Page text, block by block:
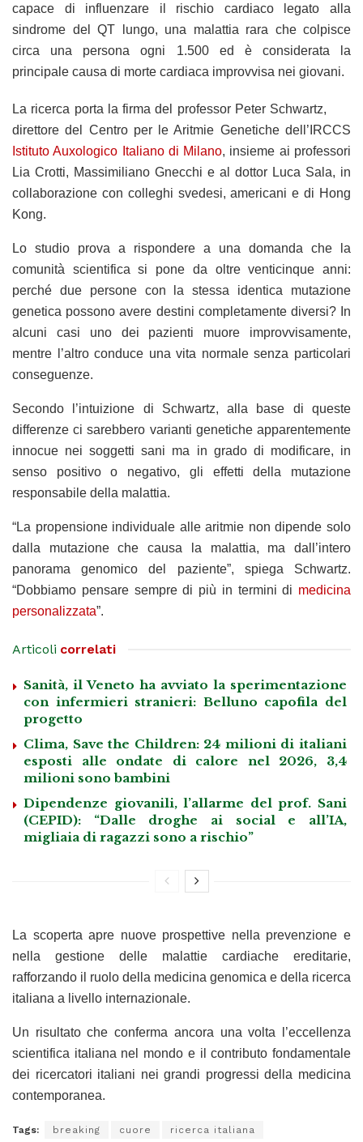
capace di influenzare il rischio cardiaco legato alla
sindrome del QT lungo, una malattia rara che colpisce
circa una persona ogni 1.500 ed è considerata la
principale causa di morte cardiaca improvvisa nei giovani.
La ricerca porta la firma del professor Peter Schwartz,
direttore del Centro per le Aritmie Genetiche dell’IRCCS
Istituto Auxologico Italiano di Milano, insieme ai professori
Lia Crotti, Massimiliano Gnecchi e al dottor Luca Sala, in
collaborazione con colleghi svedesi, americani e di Hong
Kong.
Lo studio prova a rispondere a una domanda che la
comunità scientifica si pone da oltre venticinque anni:
perché due persone con la stessa identica mutazione
genetica possono avere destini completamente diversi? In
alcuni casi uno dei pazienti muore improvvisamente,
mentre l’altro conduce una vita normale senza particolari
conseguenze.
Secondo l’intuizione di Schwartz, alla base di queste
differenze ci sarebbero varianti genetiche apparentemente
innocue nei soggetti sani ma in grado di modificare, in
senso positivo o negativo, gli effetti della mutazione
responsabile della malattia.
“La propensione individuale alle aritmie non dipende solo
dalla mutazione che causa la malattia, ma dall’intero
panorama genomico del paziente”, spiega Schwartz.
“Dobbiamo pensare sempre di più in termini di medicina
personalizzata”.
Articoli correlati
Sanità, il Veneto ha avviato la sperimentazione
con infermieri stranieri: Belluno capofila del
progetto
Clima, Save the Children: 24 milioni di italiani
esposti alle ondate di calore nel 2026, 3,4
milioni sono bambini
Dipendenze giovanili, l’allarme del prof. Sani
(CEPID): “Dalle droghe ai social e all’IA,
migliaia di ragazzi sono a rischio”
La scoperta apre nuove prospettive nella prevenzione e
nella gestione delle malattie cardiache ereditarie,
rafforzando il ruolo della medicina genomica e della ricerca
italiana a livello internazionale.
Un risultato che conferma ancora una volta l’eccellenza
scientifica italiana nel mondo e il contributo fondamentale
dei ricercatori italiani nei grandi progressi della medicina
contemporanea.
Tags: breaking cuore ricerca italiana